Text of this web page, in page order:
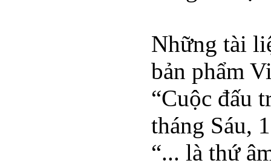
Những tài
bản phẩm
“Cuộc đấu
tháng Sáu,
“... là thứ